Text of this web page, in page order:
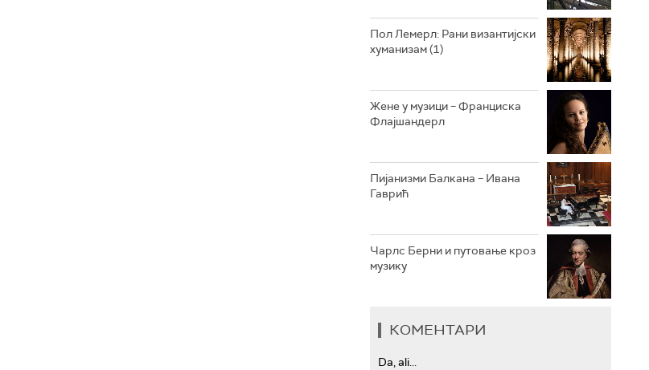
РАДИО ЏЕЗЕР
Пол Лемерл: Рани византијски
хуманизам (1)
Жене у музици – Франциска
Флајшандерл
Пијанизми Балкана – Ивана
Гаврић
Чарлс Берни и путовање кроз
музику
КОМЕНТАРИ
Da, ali...